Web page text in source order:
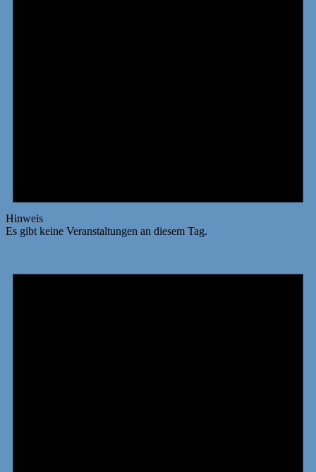
Hinweis
Es gibt keine Veranstaltungen an diesem Tag.